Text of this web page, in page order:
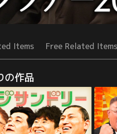
Items Free Related Items
の作品